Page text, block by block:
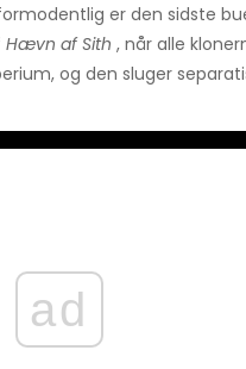
er den sidste
Hævn af Sith , når alle
og den sluger
ad